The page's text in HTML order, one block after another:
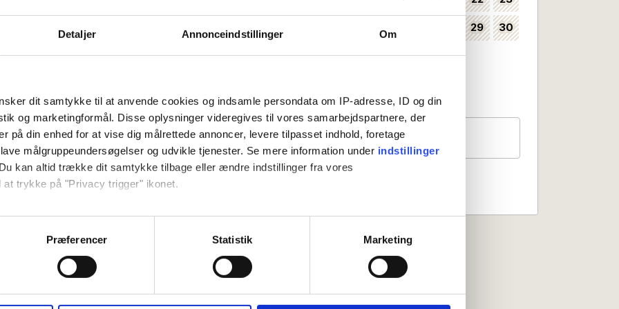
Detaljer Annonceindstillinger Om
dit samtykke til at anvende cookies og indsamle persondata om IP-adresse, ID og din
og marketingformål. Disse oplysninger videregives til vores samarbejdspartnere, der
på din enhed for at vise dig målrettede annoncer, levere tilpasset indhold, foretage
målgruppeundersøgelser og udvikle tjenester. Se mere information under indstillinger
kan altid trække dit samtykke tilbage eller ændre indstillinger fra vores
at trykke på "Privacy trigger" ikonet.
gerne:
om din placering, der kan være nøjagtig inden for få meter
baseret på en scanning af dens unikke karakteristika (fingerprinting)
vores indhold og annoncer, til at vise dig funktioner til sociale medier og til at analysere
Præferencer Statistik Marketing
og havudsigt fra terrassen.
med blandt andet kaffemaskine
med sofa og tv. Fra stuen er der
med hver 2 senge.
af forskellige ejere, og at stilen i
vejledende.
Soveværelser:
26 29 30
36 31
Ankomst ikke mulig
Gæster
2 personer